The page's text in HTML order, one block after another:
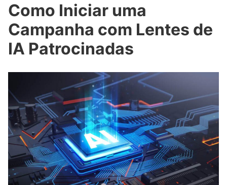
Como Iniciar uma
Campanha com Lentes de
IA Patrocinadas